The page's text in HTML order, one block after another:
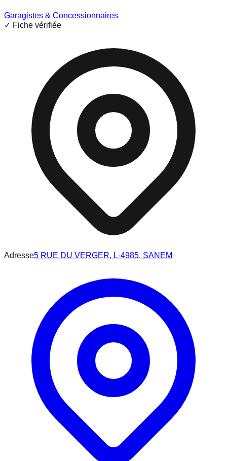
Garagistes & Concessionnaires
✓ Fiche vérifiée
Adresse5 RUE DU VERGER, L-4985, SANEM